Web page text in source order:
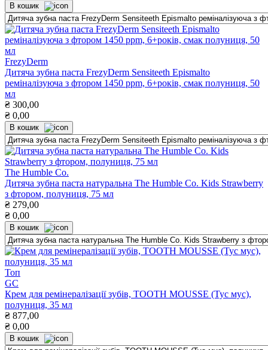
В кошик
FrezyDerm
Дитяча зубна паста FrezyDerm Sensiteeth Epismalto
реміналізуюча з фтором 1450 ppm, 6+років, смак полуниця, 50
мл
₴ 300,00
₴ 0,00
В кошик
The Humble Co.
Дитяча зубна паста натуральна The Humble Co. Kids Strawberry
з фтором, полуниця, 75 мл
₴ 279,00
₴ 0,00
В кошик
Топ
GC
Крем для ремінералізації зубів, TOOTH MOUSSE (Тус мус),
полуниця, 35 мл
₴ 877,00
₴ 0,00
В кошик